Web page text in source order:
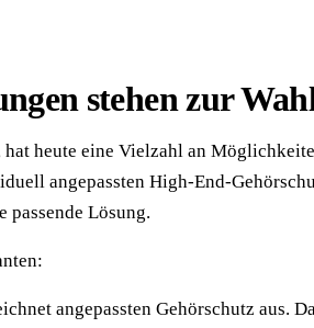
stehen zur
heute eine Vielzahl an
angepassten High-End-
passende Lösung.
angepassten Gehörschutz aus.